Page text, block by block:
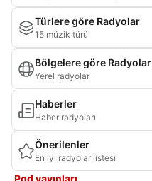
Türlere göre Radyolar
15 müzik türü
Bölgelere göre Radyolar
Yerel radyolar
Haberler
Haber radyoları
Önerilenler
En iyi radyolar listesi
Pod yayınları